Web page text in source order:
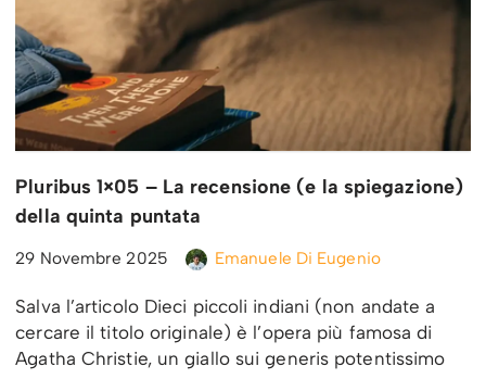
Pluribus 1×05 – La recensione (e la spiegazione)
della quinta puntata
29 Novembre 2025 Emanuele Di Eugenio
Salva l’articolo Dieci piccoli indiani (non andate a
cercare il titolo originale) è l’opera più famosa di
Agatha Christie, un giallo sui generis potentissimo